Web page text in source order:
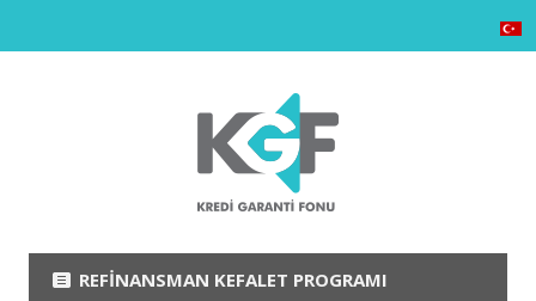
REFINANSMAN KEFALET PROGRAMI